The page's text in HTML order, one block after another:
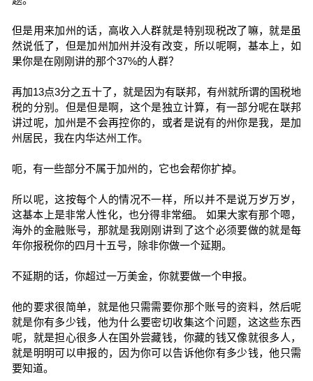
但是用来加州的话，高收入人群就是特别现税改了嘛，就是虽
然说低了，但是加州加州并没有改变，所以呢啊，基本上，如
果你是在刚刚讲的那个37%的人群？
再加13点3分之五十了，就是因为有联邦，有州就所谓的国税地
税的分别。但是但是啊，这个是独立计算，有一部分呢在联邦
讲过呢，加州是不会再控你的，或者是说有的州你是我，是加
州居民，我在内华达州工作。
呃，有一些部分不属于加州的，它也会帮你扩掉。
所以呢，这按每个人的情况不一样，所以并不是说万岁万岁，
这基本上是非常人性化，也分得非常细。 如果大家有那个嗯，
海外的金融账号，那就是我刚刚讲到了这个必须要做的就是每
年你报税你的四月十五号，除非你做一个延期。
不延期的话，你超过一万美金，你就要做一个申报。
他的要求很简单，就是他只需需要你那个账号的资料，然后呢
就是你有多少钱，他为什么要密切收集这个问题，这这些东西
呢，就是担心很多人在国外尝藏钱，你藏的钱又像就很多人，
就是明明可以申报的，因为你可以告诉他你有多少钱，他只需
要知道。